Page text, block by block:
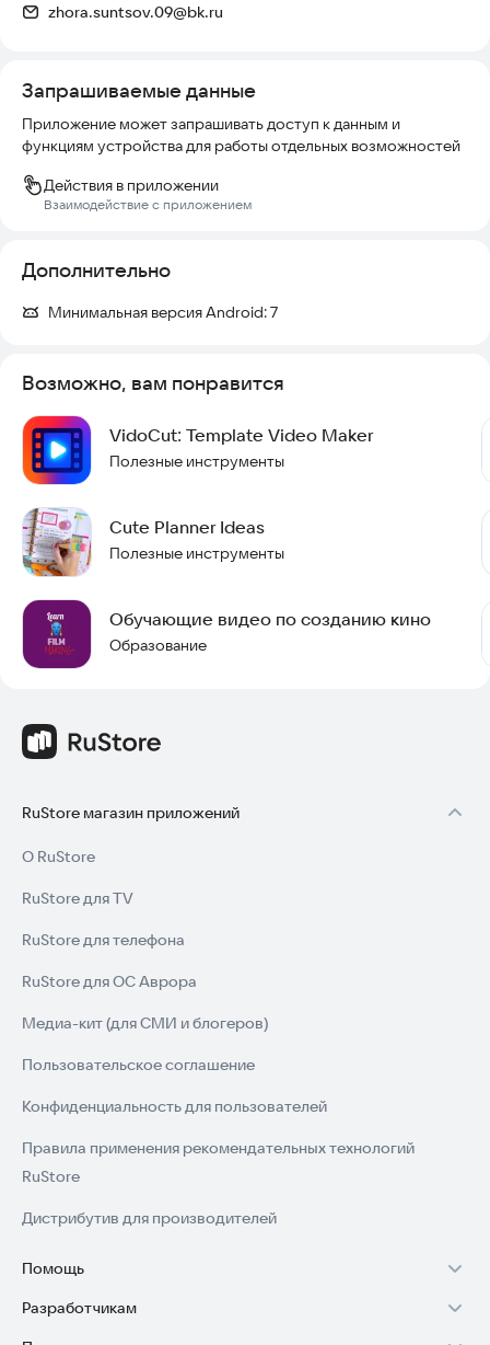
zhora.suntsov.09@bk.ru
Запрашиваемые данные
Приложение может запрашивать доступ к данным и
функциям устройства для работы отдельных возможностей
Действия в приложении
Взаимодействие с приложением
Дополнительно
Минимальная версия Android:7
Возможно, вам понравится
VidoCut: Template Video Maker
Полезные инструменты
Cute Planner Ideas
Полезные инструменты
Обучающие видео по созданию кино
Образование
RuStore магазин приложений
О RuStore
RuStore для TV
RuStore для телефона
RuStore для ОС Аврора
Медиа-кит (для СМИ и блогеров)
Пользовательское соглашение
Конфиденциальность для пользователей
Правила применения рекомендательных технологий
RuStore
Дистрибутив для производителей
Помощь
Установка RuStore на TV
Разработчикам